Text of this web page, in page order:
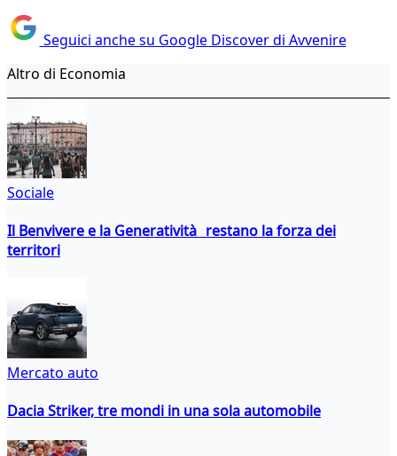
Seguici anche su Google Discover di Avvenire
Altro di Economia
Sociale
Il Benvivere e la Generatività restano la forza dei
territori
Mercato auto
Dacia Striker, tre mondi in una sola automobile